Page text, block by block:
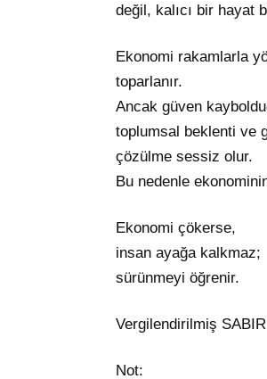
değil, kalıcı bir hayat
Ekonomi rakamlarla
toparlanır.
Ancak güven
toplumsal beklenti ve
çözülme sessiz olur.
Bu nedenle
Ekonomi çökerse,
insan ayağa kalkmaz;
sürünmeyi öğrenir.
Vergilendirilmiş
Not: